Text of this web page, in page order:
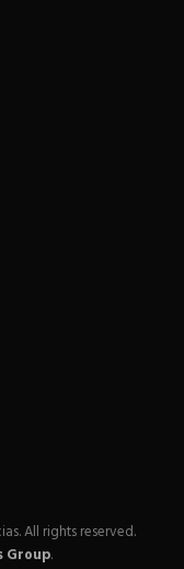
All rights reserved.
Group.